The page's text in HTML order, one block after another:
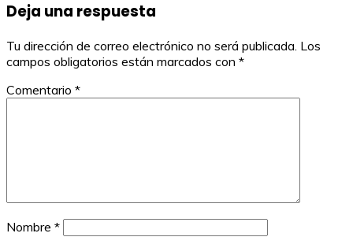
entradas
Deja una respuesta
Tu dirección de correo electrónico no será publicada. Los
campos obligatorios están marcados con *
Comentario *
Nombre *